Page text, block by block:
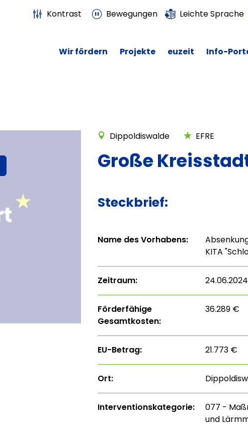
Kontrast Bewegungen Leichte Sprache
Wir fördern Projekte euzeit Info-
Dippoldiswalde EFRE
Große
Steckbrief:
Name des Vorhabens:
KITA
Zeitraum:
Förderfähige
Gesamtkosten:
36.289 €
EU-Betrag: 21.773 €
Ort:
Interventions­kategorie:
077 -
und